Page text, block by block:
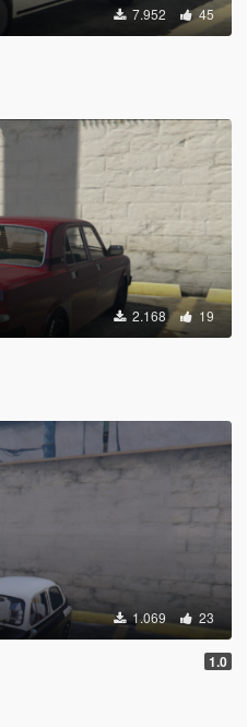
7.952 45
2.168 19
1.069 23
1.0